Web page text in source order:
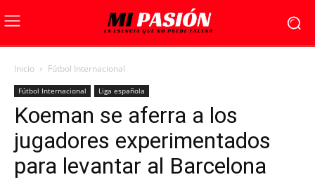
Inicio Fútbol Internacional
Fútbol Internacional Liga española
Koeman se aferra a los
jugadores experimentados
para levantar al Barcelona